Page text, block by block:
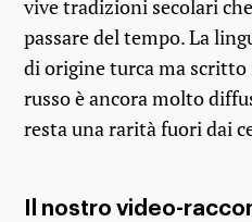
vive tradizioni secolari
passare del tempo. La
di origine turca ma
russo è ancora molto
resta una rarità fuori dai
Il nostro video-